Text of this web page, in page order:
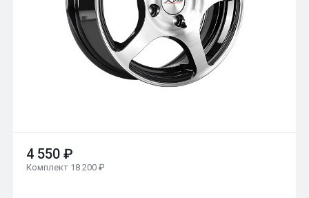
4 550 ₽
Комплект 18 200 ₽